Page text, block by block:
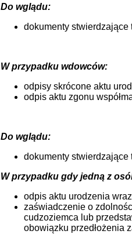
Do wglądu:
dokumenty stwierdzające
W przypadku wdowców:
odpisy skrócone aktu
odpis aktu zgonu
Do wglądu:
dokumenty stwierdzające
W przypadku gdy jedną z
odpis aktu urodzenia
zaświadczenie o
cudzoziemca lub
obowiązku przedłożenia